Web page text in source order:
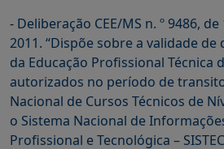
- Deliberação CEE/MS n. º 9486,
2011. “Dispõe sobre a validade
da Educação Profissional Técnica
autorizados no período de
Nacional de Cursos Técnicos de
o Sistema Nacional de
Profissional e Tecnológica –